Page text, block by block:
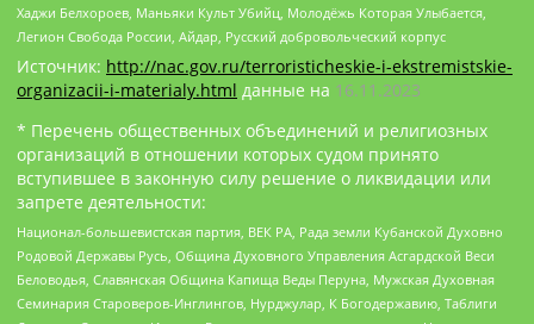
Хаджи Белхороев, Маньяки Культ Убийц, Молодёжь Которая Улыбается,
Легион Свобода России, Айдар, Русский добровольческий корпус
Источник: http://nac.gov.ru/terroristicheskie-i-ekstremistskie-
organizacii-i-materialy.html данные на 16.11.2023
* Перечень общественных объединений и религиозных
организаций в отношении которых судом принято
вступившее в законную силу решение о ликвидации или
запрете деятельности:
Национал-большевистская партия, ВЕК РА, Рада земли Кубанской Духовно
Родовой Державы Русь, Община Духовного Управления Асгардской Веси
Беловодья, Славянская Община Капища Веды Перуна, Мужская Духовная
Семинария Староверов-Инглингов, Нурджулар, К Богодержавию, Таблиги